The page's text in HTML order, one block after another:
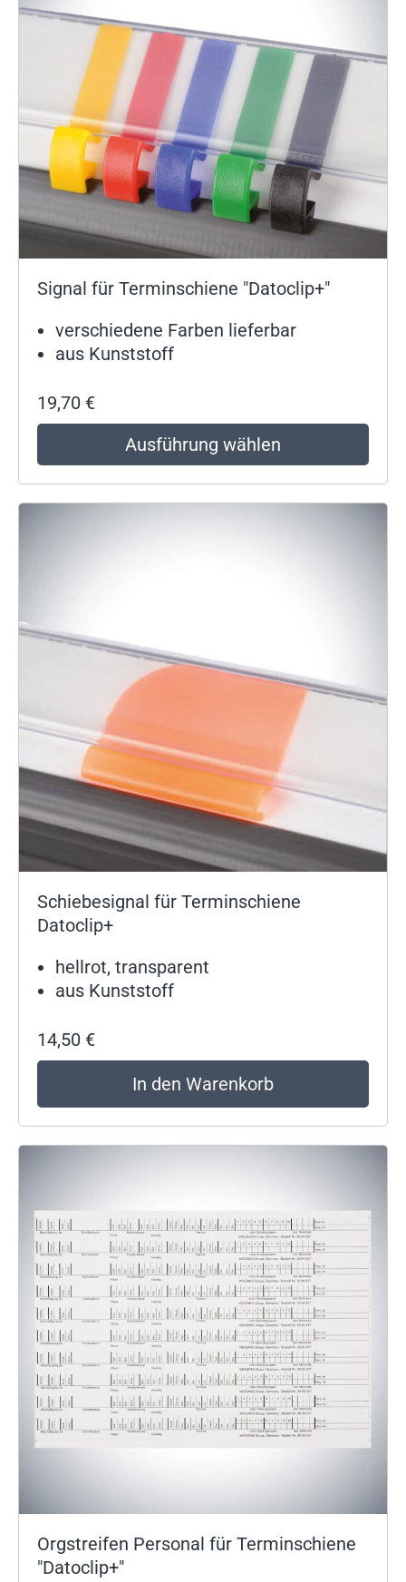
Signal für Terminschiene "Datoclip+"
verschiedene Farben lieferbar
aus Kunststoff
19,70 €
Ausführung wählen
Schiebesignal für Terminschiene
Datoclip+
hellrot, transparent
aus Kunststoff
14,50 €
In den Warenkorb
Orgstreifen Personal für Terminschiene
"Datoclip+"